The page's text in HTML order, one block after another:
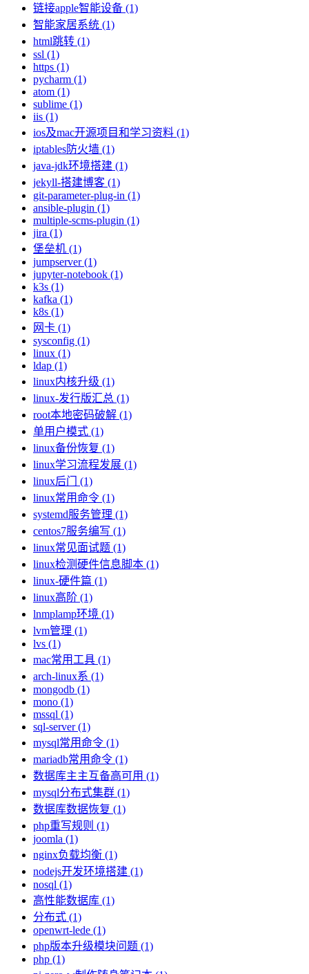
链接apple智能设备 (1)
智能家居系统 (1)
html跳转 (1)
ssl (1)
https (1)
pycharm (1)
atom (1)
sublime (1)
iis (1)
ios及mac开源项目和学习资料 (1)
iptables防火墙 (1)
java-jdk环境搭建 (1)
jekyll-搭建博客 (1)
git-parameter-plug-in (1)
ansible-plugin (1)
multiple-scms-plugin (1)
jira (1)
堡垒机 (1)
jumpserver (1)
jupyter-notebook (1)
k3s (1)
kafka (1)
k8s (1)
网卡 (1)
sysconfig (1)
linux (1)
ldap (1)
linux内核升级 (1)
linux-发行版汇总 (1)
root本地密码破解 (1)
单用户模式 (1)
linux备份恢复 (1)
linux学习流程发展 (1)
linux后门 (1)
linux常用命令 (1)
systemd服务管理 (1)
centos7服务编写 (1)
linux常见面试题 (1)
linux检测硬件信息脚本 (1)
linux-硬件篇 (1)
linux高阶 (1)
lnmplamp环境 (1)
lvm管理 (1)
lvs (1)
mac常用工具 (1)
arch-linux系 (1)
mongodb (1)
mono (1)
mssql (1)
sql-server (1)
mysql常用命令 (1)
mariadb常用命令 (1)
数据库主主互备高可用 (1)
mysql分布式集群 (1)
数据库数据恢复 (1)
php重写规则 (1)
joomla (1)
nginx负载均衡 (1)
nodejs开发环境搭建 (1)
nosql (1)
高性能数据库 (1)
分布式 (1)
openwrt-lede (1)
php版本升级模块问题 (1)
php (1)